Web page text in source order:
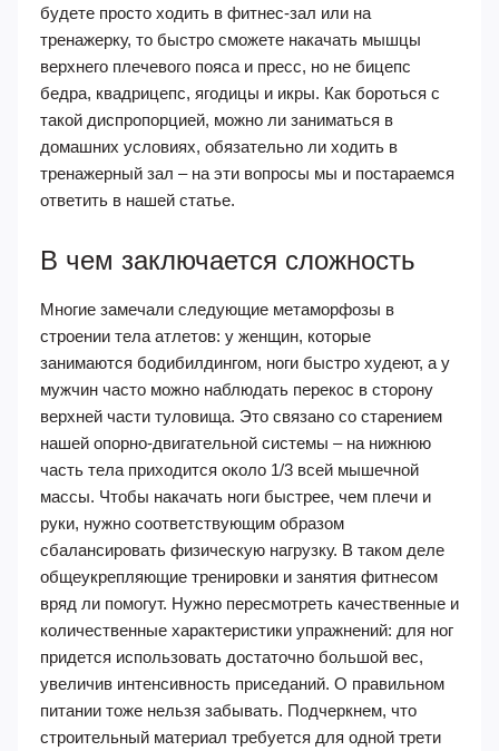
будете просто ходить в фитнес-зал или на
тренажерку, то быстро сможете накачать мышцы
верхнего плечевого пояса и пресс, но не бицепс
бедра, квадрицепс, ягодицы и икры. Как бороться с
такой диспропорцией, можно ли заниматься в
домашних условиях, обязательно ли ходить в
тренажерный зал – на эти вопросы мы и постараемся
ответить в нашей статье.
В чем заключается сложность
Многие замечали следующие метаморфозы в
строении тела атлетов: у женщин, которые
занимаются бодибилдингом, ноги быстро худеют, а у
мужчин часто можно наблюдать перекос в сторону
верхней части туловища. Это связано со старением
нашей опорно-двигательной системы – на нижнюю
часть тела приходится около 1/3 всей мышечной
массы. Чтобы накачать ноги быстрее, чем плечи и
руки, нужно соответствующим образом
сбалансировать физическую нагрузку. В таком деле
общеукрепляющие тренировки и занятия фитнесом
вряд ли помогут. Нужно пересмотреть качественные и
количественные характеристики упражнений: для ног
придется использовать достаточно большой вес,
увеличив интенсивность приседаний. О правильном
питании тоже нельзя забывать. Подчеркнем, что
строительный материал требуется для одной трети